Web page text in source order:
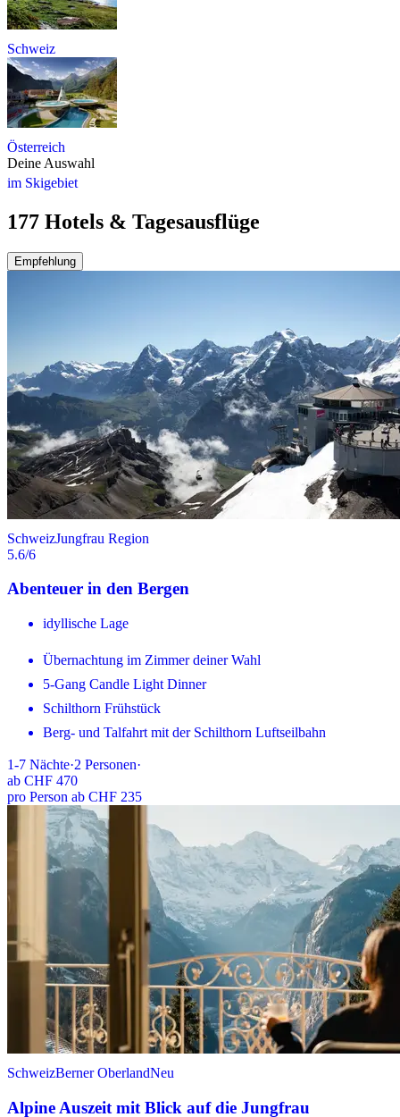
Schweiz
Österreich
Deine Auswahl
im Skigebiet
177 Hotels & Tagesausflüge
Empfehlung
SchweizJungfrau Region
5.6/6
Abenteuer in den Bergen
idyllische Lage
Übernachtung im Zimmer deiner Wahl
5-Gang Candle Light Dinner
Schilthorn Frühstück
Berg- und Talfahrt mit der Schilthorn Luftseilbahn
1-7 Nächte·2 Personen·
ab CHF 470
pro Person ab CHF 235
SchweizBerner OberlandNeu
Alpine Auszeit mit Blick auf die Jungfrau